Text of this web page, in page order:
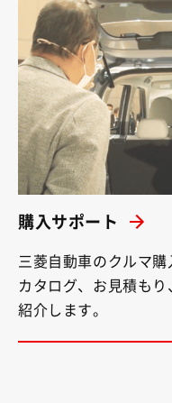
購入サポート
三菱自動車のクルマ購
カタログ、お見積も
紹介します。